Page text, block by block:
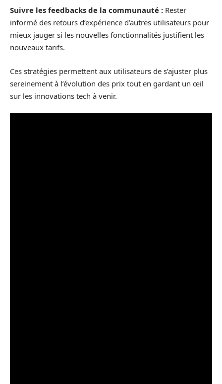
Suivre les feedbacks de la communauté : Rester
informé des retours d’expérience d’autres utilisateurs pour
mieux jauger si les nouvelles fonctionnalités justifient les
nouveaux tarifs.
Ces stratégies permettent aux utilisateurs de s’ajuster plus
sereinement à l’évolution des prix tout en gardant un œil
sur les innovations tech à venir.